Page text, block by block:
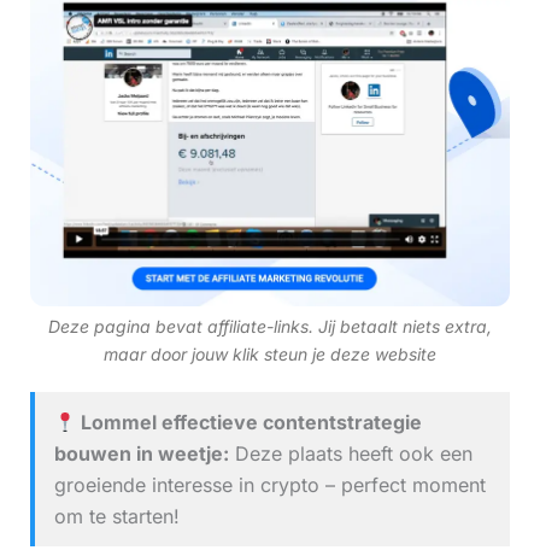
Deze pagina bevat affiliate-links. Jij betaalt niets extra,
maar door jouw klik steun je deze website
Lommel effectieve contentstrategie
bouwen in weetje: Deze plaats heeft ook een
groeiende interesse in crypto – perfect moment
om te starten!